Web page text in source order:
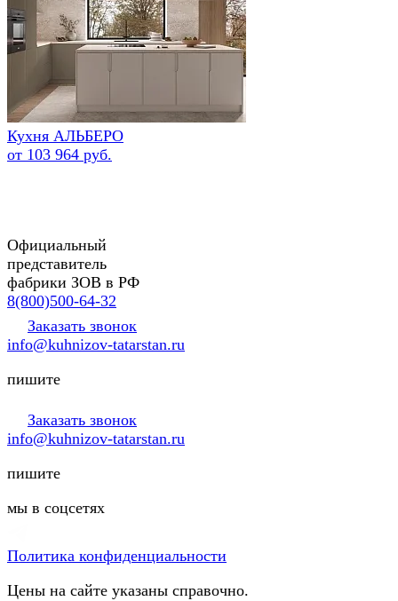
Кухня АЛЬБЕРО
от 103 964 руб.
Официальный
представитель
фабрики ЗОВ в РФ
8(800)500-64-32
Заказать звонок
info@kuhnizov-tatarstan.ru
пишите
Заказать звонок
info@kuhnizov-tatarstan.ru
пишите
мы в соцсетях
Политика конфиденциальности
Цены на сайте указаны справочно.